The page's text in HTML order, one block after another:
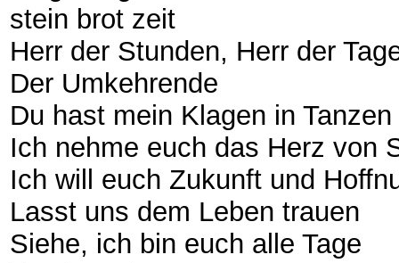
stein brot zeit
Herr der Stunden, Herr der
Der Umkehrende
Du hast mein Klagen in
Ich nehme euch das Herz von
Ich will euch Zukunft und
Lasst uns dem Leben trauen
Siehe, ich bin euch alle Tage